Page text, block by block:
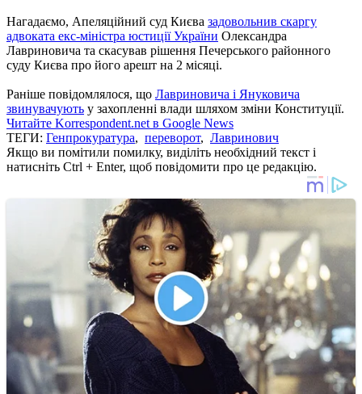
Нагадаємо, Апеляційний суд Києва задовольнив скаргу
адвоката екс-міністра юстиції України Олександра
Лавриновича та скасував рішення Печерського районного
суду Києва про його арешт на 2 місяці.
Раніше повідомлялося, що Лавриновича і Януковича
звинувачують у захопленні влади шляхом зміни Конституції.
Читайте Korrespondent.net в Google News
ТЕГИ: Генпрокуратура, переворот, Лавринович
Якщо ви помітили помилку, виділіть необхідний текст і
натисніть Ctrl + Enter, щоб повідомити про це редакцію.